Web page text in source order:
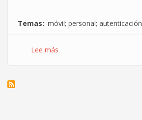
Temas móvil; personal; autenticación
Lee más